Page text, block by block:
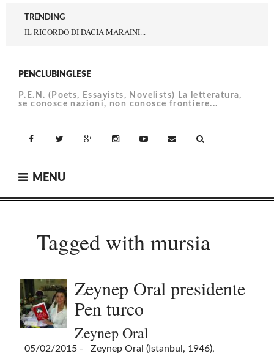
content
TRENDING
IL RICORDO DI DACIA MARAINI...
PENCLUBINGLESE
P.E.N. (Poets, Essayists, Novelists) La letteratura,
se conosce nazioni, non conosce frontiere...
Twitter Google+ Email
MENU
Tagged with mursia
Zeynep Oral presidente
Pen turco
Zeynep Oral
05/02/2015 - Zeynep Oral (Istanbul, 1946),